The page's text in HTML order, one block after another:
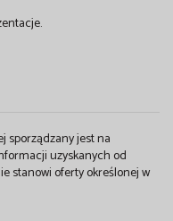
sporządzany jest na
uzyskanych od
stanowi oferty określonej w